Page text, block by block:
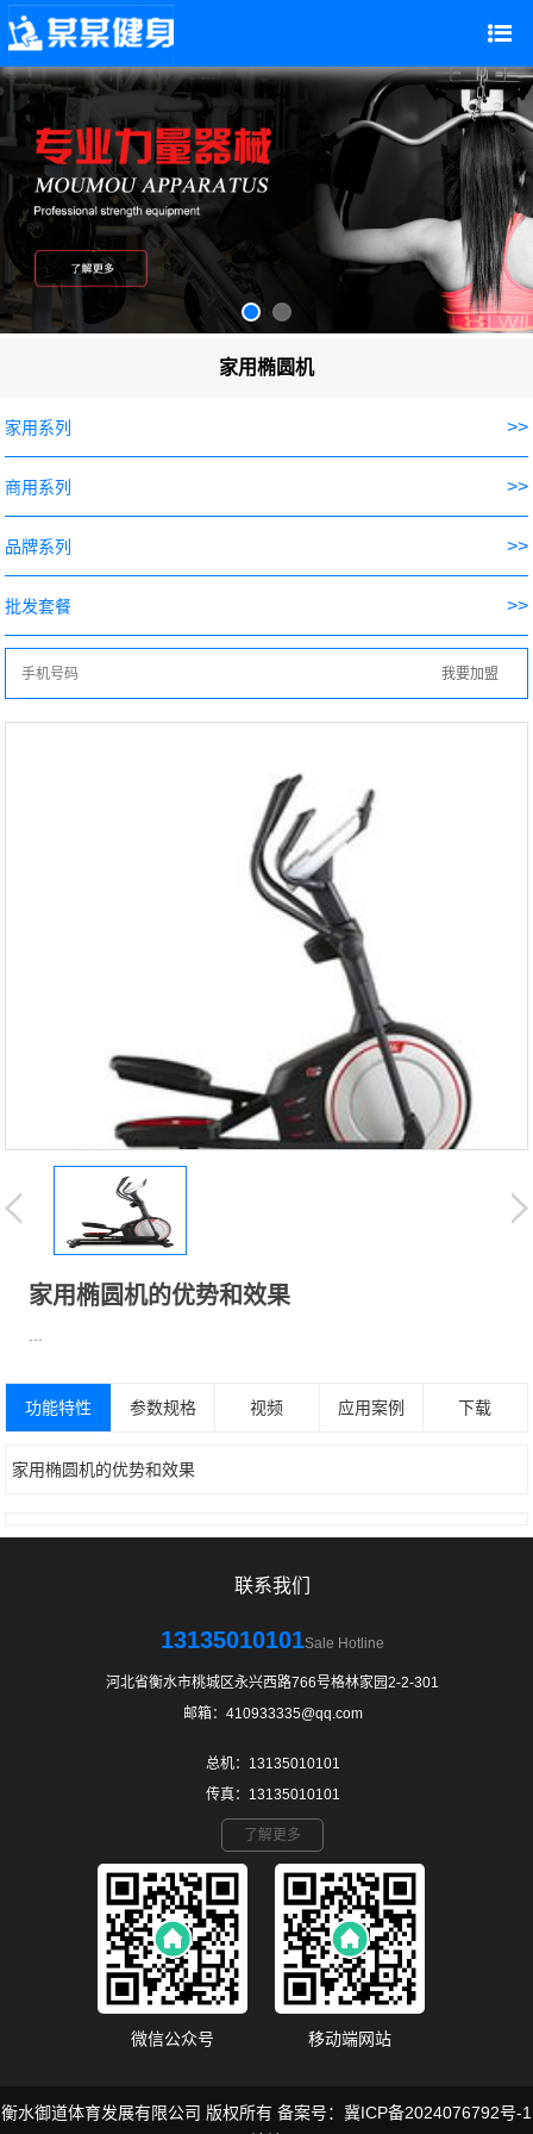
家用椭圆机
家用系列 >>
商用系列 >>
品牌系列 >>
批发套餐 >>
家用椭圆机的优势和效果
功能特性 参数规格 视频 应用案例 下载
家用椭圆机的优势和效果
联系我们
13135010101Sale Hotline
河北省衡水市桃城区永兴西路766号格林家园2-2-301
邮箱：410933335@qq.com
总机：13135010101
传真：13135010101
了解更多
微信公众号 移动端网站
衡水御道体育发展有限公司 版权所有 备案号： 冀ICP备2024076792号-1